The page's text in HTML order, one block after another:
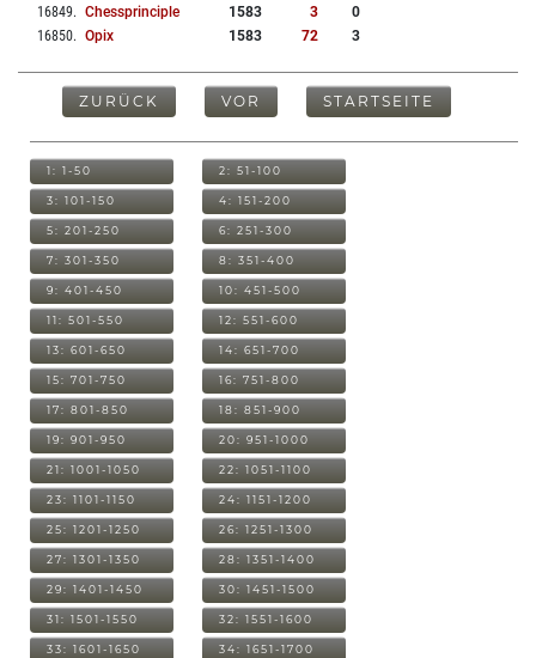
16849. Chessprinciple 1583 3
0
16850. Opix 1583 72 3
ZURÜCK VOR STARTSEITE
1: 1-50 2: 51-100
3: 101-150 4: 151-200
5: 201-250 6: 251-300
7: 301-350 8: 351-400
9: 401-450 10: 451-500
11: 501-550 12: 551-600
13: 601-650 14: 651-700
15: 701-750 16: 751-800
17: 801-850 18: 851-900
19: 901-950 20: 951-1000
21: 1001-1050 22: 1051-1100
23: 1101-1150 24: 1151-1200
25: 1201-1250 26: 1251-1300
27: 1301-1350 28: 1351-1400
29: 1401-1450 30: 1451-1500
31: 1501-1550 32: 1551-1600
33: 1601-1650 34: 1651-1700